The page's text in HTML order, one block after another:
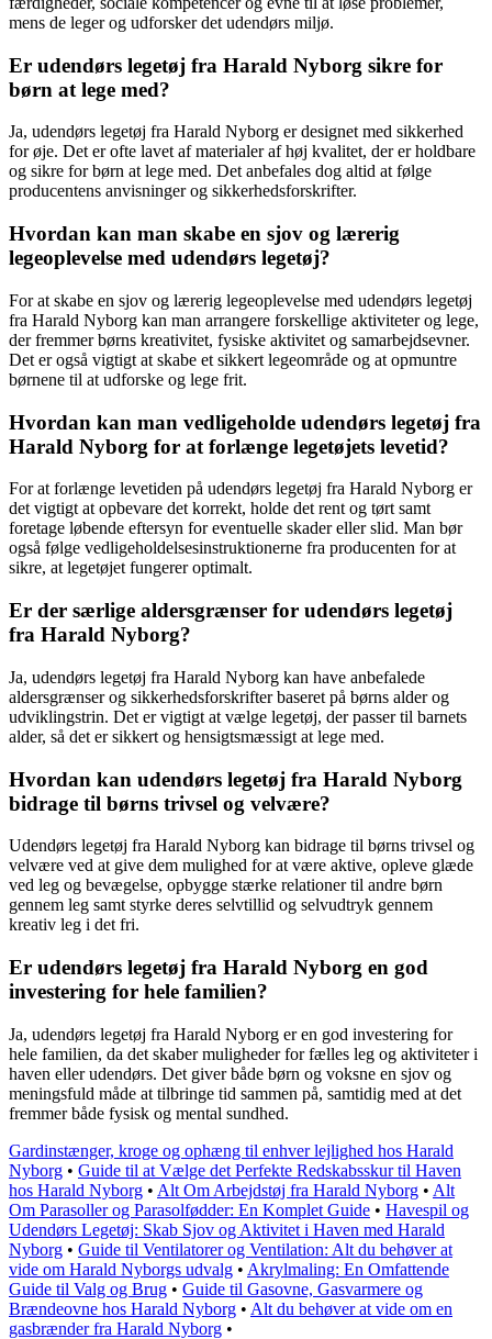
mens de leger og udforsker det udendørs miljø.
Er udendørs legetøj fra Harald Nyborg sikre for
børn at lege med?
Ja, udendørs legetøj fra Harald Nyborg er designet med sikkerhed
for øje. Det er ofte lavet af materialer af høj kvalitet, der er holdbare
og sikre for børn at lege med. Det anbefales dog altid at følge
producentens anvisninger og sikkerhedsforskrifter.
Hvordan kan man skabe en sjov og lærerig
legeoplevelse med udendørs legetøj?
For at skabe en sjov og lærerig legeoplevelse med udendørs legetøj
fra Harald Nyborg kan man arrangere forskellige aktiviteter og lege,
der fremmer børns kreativitet, fysiske aktivitet og samarbejdsevner.
Det er også vigtigt at skabe et sikkert legeområde og at opmuntre
børnene til at udforske og lege frit.
Hvordan kan man vedligeholde udendørs legetøj fra
Harald Nyborg for at forlænge legetøjets levetid?
For at forlænge levetiden på udendørs legetøj fra Harald Nyborg er
det vigtigt at opbevare det korrekt, holde det rent og tørt samt
foretage løbende eftersyn for eventuelle skader eller slid. Man bør
også følge vedligeholdelsesinstruktionerne fra producenten for at
sikre, at legetøjet fungerer optimalt.
Er der særlige aldersgrænser for udendørs legetøj
fra Harald Nyborg?
Ja, udendørs legetøj fra Harald Nyborg kan have anbefalede
aldersgrænser og sikkerhedsforskrifter baseret på børns alder og
udviklingstrin. Det er vigtigt at vælge legetøj, der passer til barnets
alder, så det er sikkert og hensigtsmæssigt at lege med.
Hvordan kan udendørs legetøj fra Harald Nyborg
bidrage til børns trivsel og velvære?
Udendørs legetøj fra Harald Nyborg kan bidrage til børns trivsel og
velvære ved at give dem mulighed for at være aktive, opleve glæde
ved leg og bevægelse, opbygge stærke relationer til andre børn
gennem leg samt styrke deres selvtillid og selvudtryk gennem
kreativ leg i det fri.
Er udendørs legetøj fra Harald Nyborg en god
investering for hele familien?
Ja, udendørs legetøj fra Harald Nyborg er en god investering for
hele familien, da det skaber muligheder for fælles leg og aktiviteter i
haven eller udendørs. Det giver både børn og voksne en sjov og
meningsfuld måde at tilbringe tid sammen på, samtidig med at det
fremmer både fysisk og mental sundhed.
Gardinstænger, kroge og ophæng til enhver lejlighed hos Harald
Nyborg • Guide til at Vælge det Perfekte Redskabsskur til Haven
hos Harald Nyborg • Alt Om Arbejdstøj fra Harald Nyborg • Alt
Om Parasoller og Parasolfødder: En Komplet Guide • Havespil og
Udendørs Legetøj: Skab Sjov og Aktivitet i Haven med Harald
Nyborg • Guide til Ventilatorer og Ventilation: Alt du behøver at
vide om Harald Nyborgs udvalg • Akrylmaling: En Omfattende
Guide til Valg og Brug • Guide til Gasovne, Gasvarmere og
Brændeovne hos Harald Nyborg • Alt du behøver at vide om en
gasbrænder fra Harald Nyborg •